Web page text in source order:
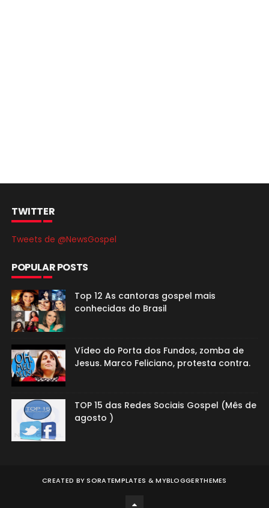
TWITTER
Tweets de @NewsGospel
POPULAR POSTS
Top 12 As cantoras gospel mais
conhecidas do Brasil
Vídeo do Porta dos Fundos, zomba de
Jesus. Marco Feliciano, protesta contra.
TOP 15 das Redes Sociais Gospel (Mês de
agosto )
CREATED BYSORATEMPLATES &MYBLOGGERTHEMES